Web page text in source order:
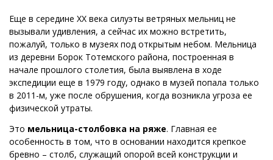
Еще в середине ХХ века силуэты ветряных мельниц не
вызывали удивления, а сейчас их можно встретить,
пожалуй, только в музеях под открытым небом. Мельница
из деревни Борок Тотемского района, построенная в
начале прошлого столетия, была выявлена в ходе
экспедиции еще в 1979 году, однако в музей попала только
в 2011-м, уже после обрушения, когда возникла угроза ее
физической утраты.
Это мельница-столбовка на ряже. Главная ее
особенность в том, что в основании находится крепкое
бревно – столб, служащий опорой всей конструкции и